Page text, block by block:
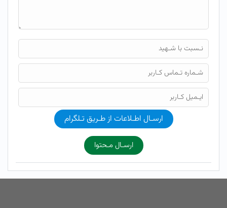
ارسـال اطـلاعات از طـریق تـلگرام
ارسـال مـحتوا